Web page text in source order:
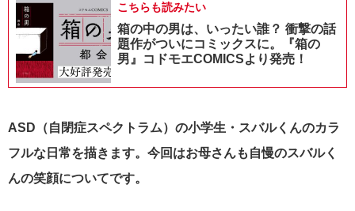
こちらも読みたい
箱の中の男は、いったい誰？ 衝撃の話
題作がついにコミックスに。『箱の
男』コドモエCOMICSより発売！
ASD（自閉症スペクトラム）の小学生・スバルくんのカラ
フルな日常を描きます。今回はお母さんも自慢のスバルく
んの笑顔についてです。